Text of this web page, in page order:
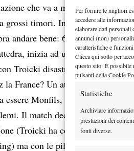
Per fornire le migliori
accedere alle
elaborare dati
annunci (non)
caratteristiche e funzioni.
Clicca qui sotto per
questo sito. È possibile
pulsanti della Cookie
Statistiche
Archiviare
prestazioni dei
fonti diverse.
che va a memoria come i
grossi timori. Invece Obradovic
andare bene: 6-3 7-6 e un set
inizia ad urlare in testa ad
Troicki disastroso e Zimonjic
la France? Un attimo, c’è da fare
essere Monfils, che infatti viene
Il match decisivo, quindi,
(Troicki ha conquistato il
ma con le pile scariche. E’